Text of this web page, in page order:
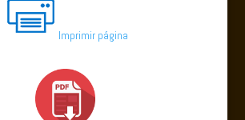
Imprimir página